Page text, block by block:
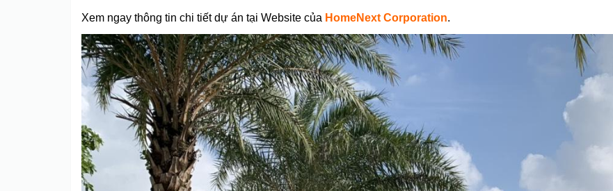
Xem ngay thông tin chi tiết dự án tại Website của HomeNext Corporation.